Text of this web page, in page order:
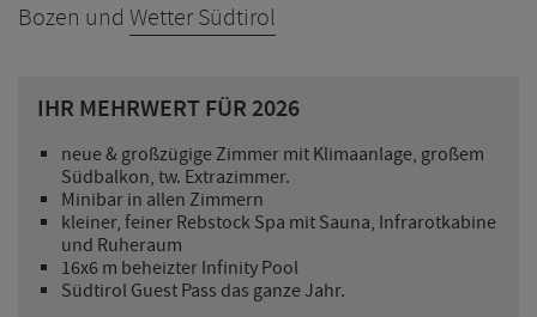
Bozen und Wetter Südtirol
IHR MEHRWERT FÜR 2026
neue & großzügige Zimmer mit Klimaanlage, großem
Südbalkon, tw. Extrazimmer.
Minibar in allen Zimmern
kleiner, feiner Rebstock Spa mit Sauna, Infrarotkabine
und Ruheraum
16x6 m beheizter Infinity Pool
Südtirol Guest Pass das ganze Jahr.